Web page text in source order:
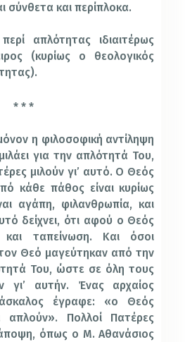
σύνθετα και περίπλοκα.
απλότητας ιδιαιτέρως
(κυρίως ο θεολογικός
* * *
η φιλοσοφική αντίληψη
για την απλότητά Του,
μιλούν γι’ αυτό. Ο Θεός
κάθε πάθος είναι κυρίως
αγάπη, φιλανθρωπία, και
δείχνει, ότι αφού ο Θεός
και ταπείνωση. Και όσοι
Θεό μαγεύτηκαν από την
Του, ώστε σε όλη τους
γι’ αυτήν. Ένας αρχαίος
έγραφε: «ο Θεός
Πολλοί Πατέρες
όπως ο Μ. Αθανάσιος